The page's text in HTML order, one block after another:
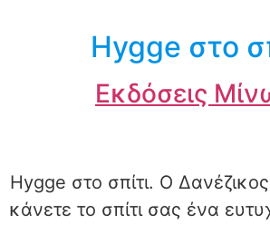
Hygge στο
Εκδόσεις
Hygge στο σπίτι. Ο
κάνετε το σπίτι σας ένα